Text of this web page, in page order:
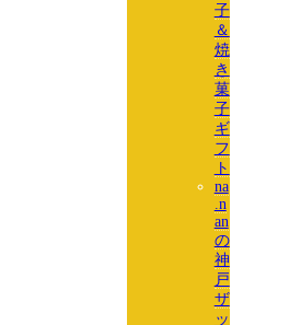
子
＆
焼
き
菓
子
ギ
フ
ト
na
.n
an
の
神
戸
ザ
ッ